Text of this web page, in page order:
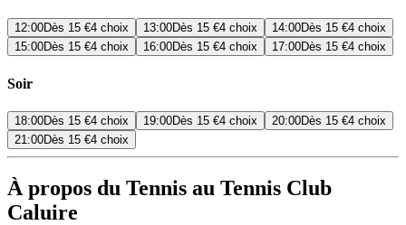
12:00Dès 15 €4 choix 13:00Dès 15 €4 choix 14:00Dès 15 €4 choix
15:00Dès 15 €4 choix 16:00Dès 15 €4 choix 17:00Dès 15 €4 choix
Soir
18:00Dès 15 €4 choix 19:00Dès 15 €4 choix 20:00Dès 15 €4 choix
21:00Dès 15 €4 choix
À propos du Tennis au Tennis Club
Caluire